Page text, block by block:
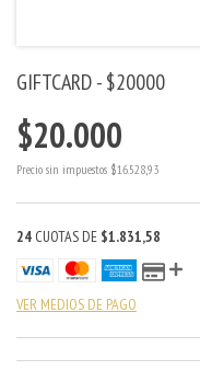
GIFTCARD - $20000
$20.000
Precio sin impuestos $16.528,93
24 CUOTAS DE $1.831,58
VER MEDIOS DE PAGO